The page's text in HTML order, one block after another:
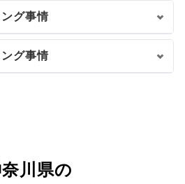
グ事情
グ事情
川県の